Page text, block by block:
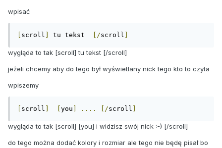
wpisać
scroll tu tekst [/scroll
wygląda to tak [scroll] tu tekst [/scroll]
jeżeli chcemy aby do tego był wyświetlany nick tego kto to czyta
wpiszemy
scroll you .... [/scroll
wygląda to tak [scroll] [you] i widzisz swój nick :-) [/scroll]
do tego można dodać kolory i rozmiar ale tego nie będę pisał bo